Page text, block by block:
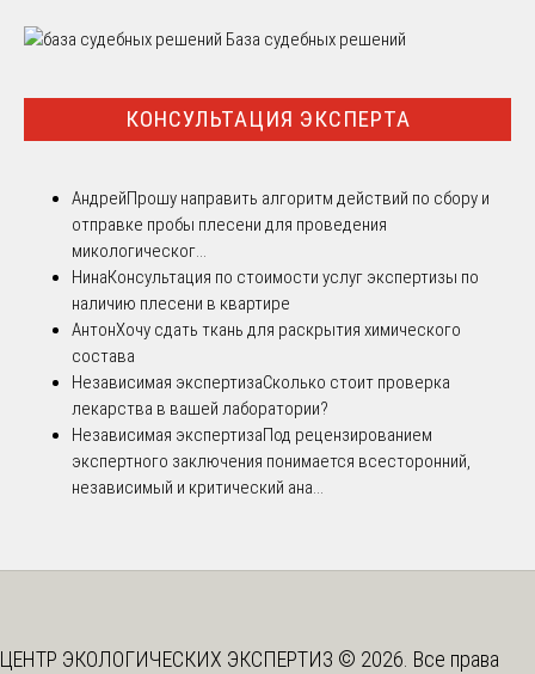
База судебных решений
КОНСУЛЬТАЦИЯ ЭКСПЕРТА
АндрейПрошу направить алгоритм действий по сбору и
отправке пробы плесени для проведения
микологическог...
НинаКонсультация по стоимости услуг экспертизы по
наличию плесени в квартире
АнтонХочу сдать ткань для раскрытия химического
состава
Независимая экспертизаСколько стоит проверка
лекарства в вашей лаборатории?
Независимая экспертизаПод рецензированием
экспертного заключения понимается всесторонний,
независимый и критический ана...
ЦЕНТР ЭКОЛОГИЧЕСКИХ ЭКСПЕРТИЗ © 2026. Все права